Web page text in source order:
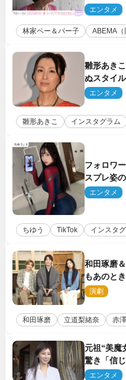
エンタメ
林家ペー＆パー子 ABEMA（
雛形あき
ぬスタイ
エンタメ
雛形あきこ インスタグラム
フォロワ
スプレ姿
エンタメ
ちゆう TikTok インスタ
和田琢磨
もあのと
舞台『回
演劇
和田琢磨 立道梨緒奈 赤
元祖“美魔
驚き「信
エンタメ